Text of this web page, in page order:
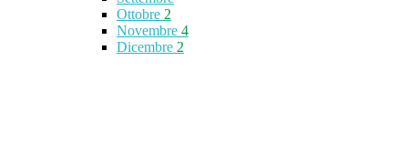
Ottobre 2
Novembre 4
Dicembre 2